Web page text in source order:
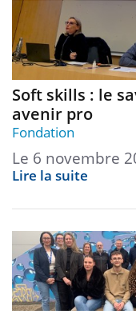
Soft skills : le
avenir pro
Fondation
Le 6 novembre
Lire la suite